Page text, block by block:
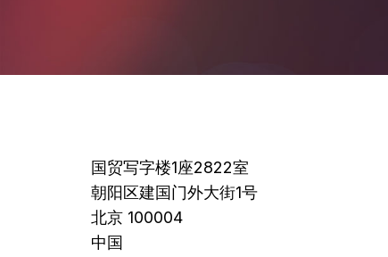
国贸写字楼1座2822室
朝阳区建国门外大街1号
北京 100004
中国